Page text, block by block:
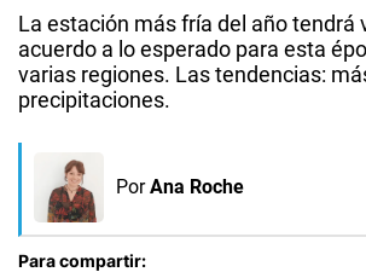
La estación más fría del año tendrá
acuerdo a lo esperado para esta
varias regiones. Las tendencias:
precipitaciones.
Por Ana Roche
Para compartir: